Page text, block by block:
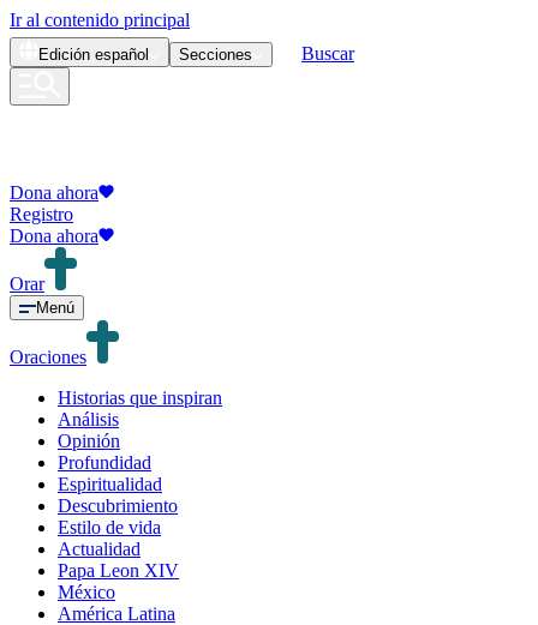
Ir al contenido principal
Edición español Secciones Buscar
Dona ahora
Registro
Dona ahora
Orar
Menú
Oraciones
Historias que inspiran
Análisis
Opinión
Profundidad
Espiritualidad
Descubrimiento
Estilo de vida
Actualidad
Papa Leon XIV
México
América Latina